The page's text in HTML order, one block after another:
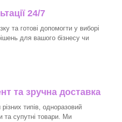
24/7
та готові допомогти у виборі
для вашого бізнесу чи
та зручна доставка
типів, одноразовий
та супутні товари. Ми